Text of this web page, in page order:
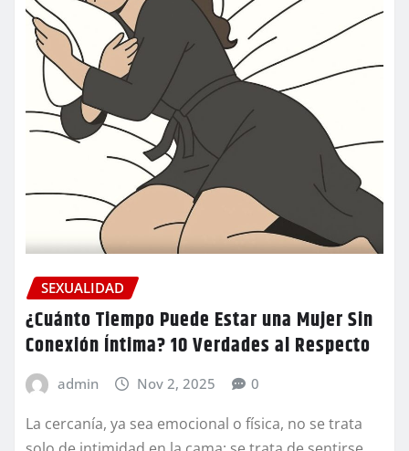
SEXUALIDAD
¿Cuánto Tiempo Puede Estar una Mujer Sin
Conexión Íntima? 10 Verdades al Respecto
admin Nov 2, 2025 0
La cercanía, ya sea emocional o física, no se trata